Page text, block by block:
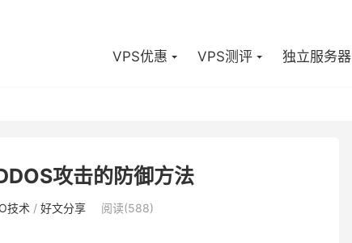
VPS优惠 VPS测评 独立服务器
攻击的防御方法
技术 / 好文分享 阅读(588)